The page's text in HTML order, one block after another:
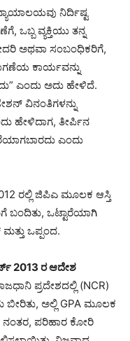
ನಿರ್ದಿಷ್ಟ
ಒಬ್ಬ ವ್ಯಕ್ತಿಯು ತನ್ನ
ಅಥವಾ ಸಂಬಂಧಿಕರಿಗೆ,
ಕಾರ್ಯವನ್ನು
ಎಂದು ಅದು ಹೇಳಿದೆ.
ವಿನಂತಿಗಳನ್ನು
ಹೇಳಿದಾಗ, ತೀರ್ಪಿನ
ಎಂದು
ರಲ್ಲಿ ಜಿಪಿಎ ಮೂಲಕ ಆಸ್ತಿ
ಬಂದಿತು, ಒಟ್ಟಾರೆಯಾಗಿ
ಒಪ್ಪಂದ.
2013 ರ ಆದೇಶ
ಪ್ರದೇಶದಲ್ಲಿ (NCR)
ಅಲ್ಲಿ GPA ಮೂಲಕ
ಪರಿಹಾರ ಕೋರಿ